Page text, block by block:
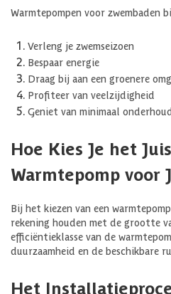
Warmtepompen voor zwembaden
Verleng je zwemseizoen
Bespaar energie
Draag bij aan een groenere
Profiteer van veelzijdigheid
Geniet van minimaal
Hoe Kies Je het
Warmtepomp voor
Bij het kiezen van een
rekening houden met de grootte
efficiëntieklasse van de
duurzaamheid en de beschikbare
Het